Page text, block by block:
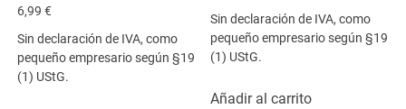
6,99€
Sin declaración de IVA, como
pequeño empresario según §19
(1) UStG.
Sin declaración de IVA, como
pequeño empresario según §19
(1) UStG.
Añadir al carrito